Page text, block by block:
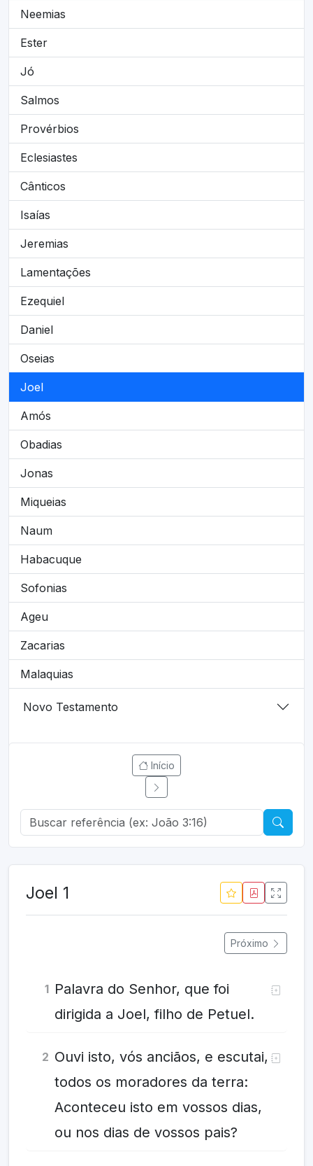
Neemias
Ester
Jó
Salmos
Provérbios
Eclesiastes
Cânticos
Isaías
Jeremias
Lamentações
Ezequiel
Daniel
Oseias
Joel
Amós
Obadias
Jonas
Miqueias
Naum
Habacuque
Sofonias
Ageu
Zacarias
Malaquias
Novo Testamento
Início
Joel 1
Próximo
1 Palavra do Senhor, que foi
dirigida a Joel, filho de Petuel.
2 Ouvi isto, vós anciãos, e escutai,
todos os moradores da terra:
Aconteceu isto em vossos dias,
ou nos dias de vossos pais?